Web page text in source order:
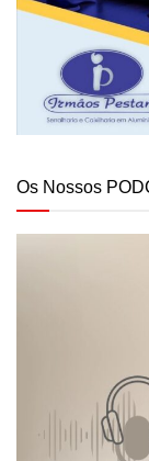
Os Nossos